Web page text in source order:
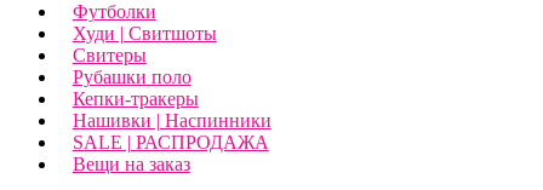
Футболки
Худи | Свитшоты
Свитеры
Рубашки поло
Кепки-тракеры
Нашивки | Наспинники
SALE | РАСПРОДАЖА
Вещи на заказ